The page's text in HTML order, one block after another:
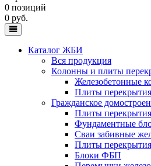
0 позиций
0 руб.
Каталог ЖБИ
Вся продукция
Колонны и плиты
Железобетонные
Плиты перекрытия
Гражданское
Плиты
Фундаментные
Сваи забивные
Плиты
Блоки ФБП